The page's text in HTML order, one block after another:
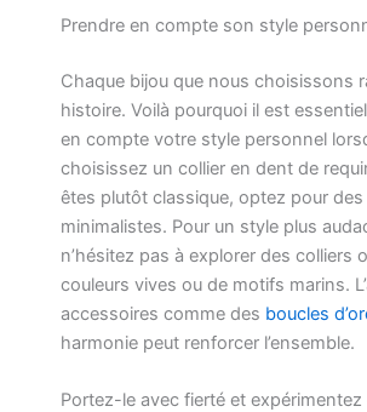
Prendre en compte son style
Chaque bijou que nous choisissons
histoire. Voilà pourquoi il est
en compte votre style personnel
choisissez un collier en dent de
êtes plutôt classique, optez pour
minimalistes. Pour un style plus
n’hésitez pas à explorer des colliers
couleurs vives ou de motifs marins.
accessoires comme des boucles
harmonie peut renforcer l’ensemble.
Portez-le avec fierté et